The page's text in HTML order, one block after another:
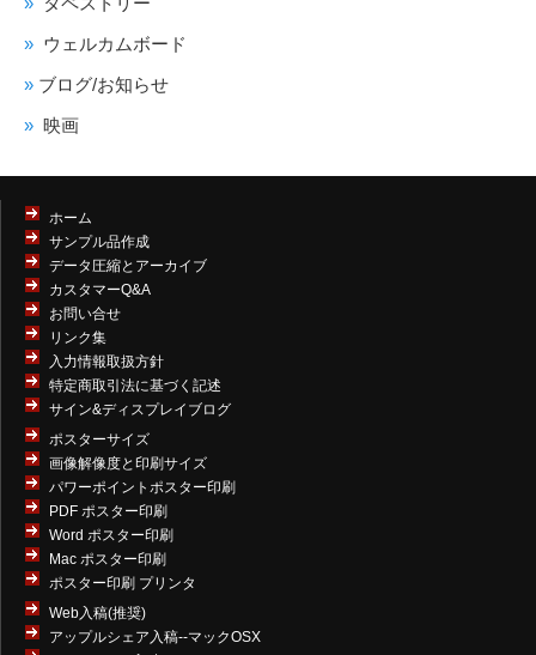
ウェルカムボード
ブログ/お知らせ
映画
ホーム
サンプル品作成
データ圧縮とアーカイブ
カスタマーQ&A
お問い合せ
リンク集
入力情報取扱方針
特定商取引法に基づく記述
サイン&ディスプレイブログ
ポスターサイズ
画像解像度と印刷サイズ
パワーポイントポスター印刷
PDF ポスター印刷
Word ポスター印刷
Mac ポスター印刷
ポスター印刷 プリンタ
Web入稿(推奨)
アップルシェア入稿--マックOSX